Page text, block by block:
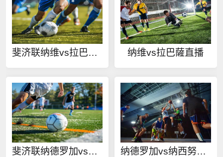
斐济联纳维vs拉巴薩在线观看 纳维vs拉巴薩直播
斐济联纳德罗加vs纳西努FC在线观看 纳德罗加vs纳西努FC直播